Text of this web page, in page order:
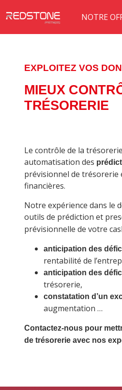
NOTRE
EXPLOITEZ VOS
MIEUX
TRÉSORERIE
Le contrôle de la
automatisation des
prévisionnel de trésorerie
financières.
Notre expérience dans le
outils de prédiction et
prévisionnelle de votre
anticipation des
rentabilité de
anticipation des
trésorerie,
constatation d’un
augmentation …
Contactez-nous pour
de trésorerie avec nos